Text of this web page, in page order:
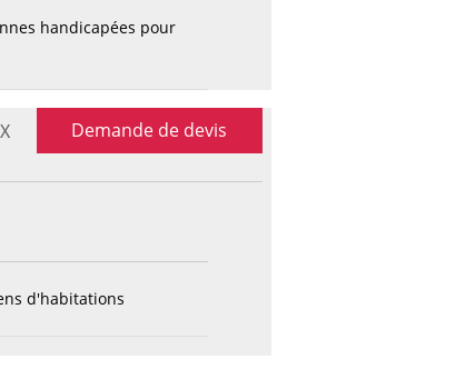
handicapées pour
Demande de devis
d'habitations